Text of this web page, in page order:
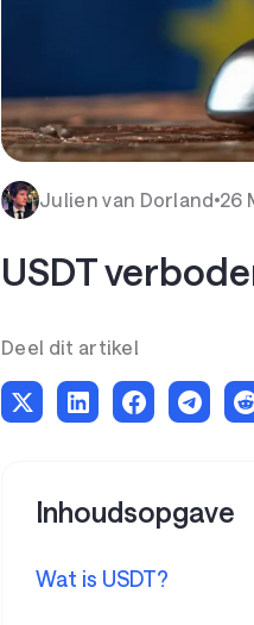
Julien van Dorland 26
USDT
Deel dit artikel
Inhoudsopgave
Wat is USDT?